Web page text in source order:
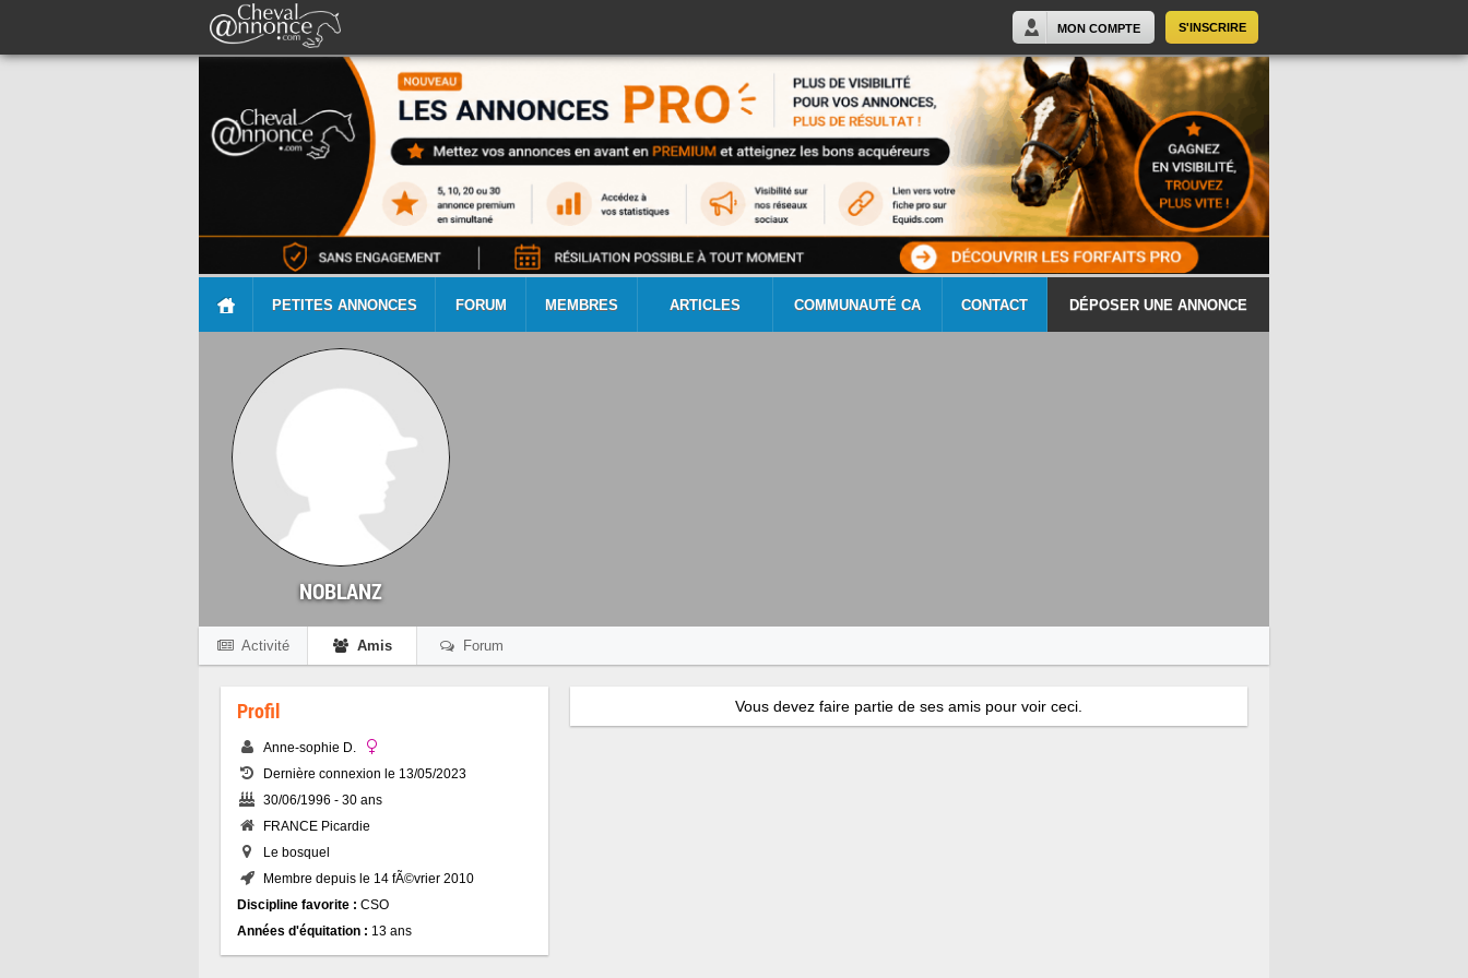
S'INSCRIRE
MON COMPTE
PETITES ANNONCES FORUM MEMBRES ARTICLES COMMUNAUTÉ CA CONTACT DÉPOSER UNE ANNONCE
NOBLANZ
Activité Amis Forum
Profil
Anne-sophie D.
Dernière connexion le 13/05/2023
30/06/1996 - 30 ans
FRANCE Picardie
Le bosquel
Membre depuis le 14 fÃ©vrier 2010
Discipline favorite : CSO
Années d'équitation : 13 ans
Vous devez faire partie de ses amis pour voir ceci.